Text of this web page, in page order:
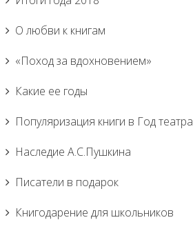
О любви к книгам
«Поход за вдохновением»
Какие ее годы
Популяризация книги в Год театра
Наследие А.С.Пушкина
Писатели в подарок
Книгодарение для школьников